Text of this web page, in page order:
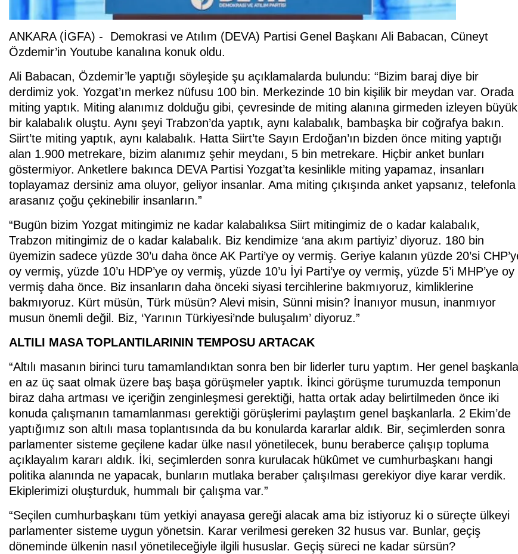
ANKARA (İGFA) - Demokrasi ve Atılım (DEVA) Partisi Genel Başkanı Ali Babacan, Cüneyt
Özdemir’in Youtube kanalına konuk oldu.
Ali Babacan, Özdemir’le yaptığı söyleşide şu açıklamalarda bulundu: “Bizim baraj diye bir
derdimiz yok. Yozgat’ın merkez nüfusu 100 bin. Merkezinde 10 bin kişilik bir meydan var. Orada
miting yaptık. Miting alanımız dolduğu gibi, çevresinde de miting alanına girmeden izleyen büyük
bir kalabalık oluştu. Aynı şeyi Trabzon’da yaptık, aynı kalabalık, bambaşka bir coğrafya bakın.
Siirt’te miting yaptık, aynı kalabalık. Hatta Siirt’te Sayın Erdoğan’ın bizden önce miting yaptığı
alan 1.900 metrekare, bizim alanımız şehir meydanı, 5 bin metrekare. Hiçbir anket bunları
göstermiyor. Anketlere bakınca DEVA Partisi Yozgat’ta kesinlikle miting yapamaz, insanları
toplayamaz dersiniz ama oluyor, geliyor insanlar. Ama miting çıkışında anket yapsanız, telefonla
arasanız çoğu çekinebilir insanların.”
“Bugün bizim Yozgat mitingimiz ne kadar kalabalıksa Siirt mitingimiz de o kadar kalabalık,
Trabzon mitingimiz de o kadar kalabalık. Biz kendimize ‘ana akım partiyiz’ diyoruz. 180 bin
üyemizin sadece yüzde 30’u daha önce AK Parti’ye oy vermiş. Geriye kalanın yüzde 20’si
oy vermiş, yüzde 10’u HDP’ye oy vermiş, yüzde 10’u İyi Parti’ye oy vermiş, yüzde 5’i MHP’ye oy
vermiş daha önce. Biz insanların daha önceki siyasi tercihlerine bakmıyoruz, kimliklerine
bakmıyoruz. Kürt müsün, Türk müsün? Alevi misin, Sünni misin? İnanıyor musun, inanmıyor
musun önemli değil. Biz, ‘Yarının Türkiyesi’nde buluşalım’ diyoruz.”
ALTILI MASA TOPLANTILARININ TEMPOSU ARTACAK
“Altılı masanın birinci turu tamamlandıktan sonra ben bir liderler turu yaptım. Her genel başkanla
en az üç saat olmak üzere baş başa görüşmeler yaptık. İkinci görüşme turumuzda temponun
biraz daha artması ve içeriğin zenginleşmesi gerektiği, hatta ortak aday belirtilmeden önce iki
konuda çalışmanın tamamlanması gerektiği görüşlerimi paylaştım genel başkanlarla. 2 Ekim’de
yaptığımız son altılı masa toplantısında da bu konularda kararlar aldık. Bir, seçimlerden sonra
parlamenter sisteme geçilene kadar ülke nasıl yönetilecek, bunu beraberce çalışıp topluma
açıklayalım kararı aldık. İki, seçimlerden sonra kurulacak hükûmet ve cumhurbaşkanı hangi
politika alanında ne yapacak, bunların mutlaka beraber çalışılması gerekiyor diye karar verdik.
Ekiplerimizi oluşturduk, hummalı bir çalışma var.”
“Seçilen cumhurbaşkanı tüm yetkiyi anayasa gereği alacak ama biz istiyoruz ki o süreçte ülkeyi
parlamenter sisteme uygun yönetsin. Karar verilmesi gereken 32 husus var. Bunlar, geçiş
döneminde ülkenin nasıl yönetileceğiyle ilgili hususlar. Geçiş süreci ne kadar sürsün?